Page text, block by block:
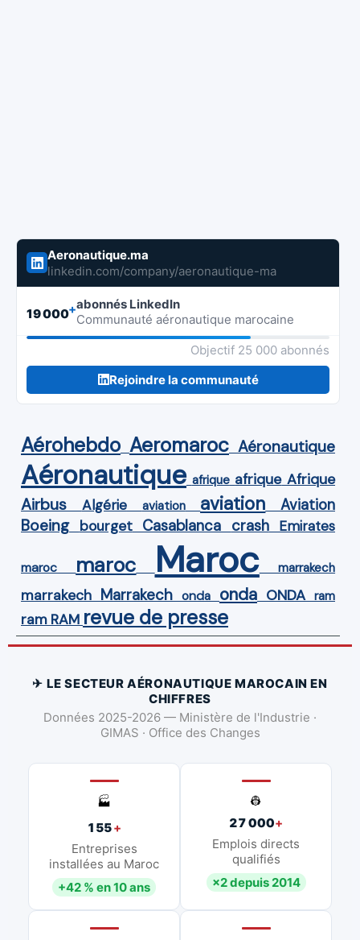
Aeronautique.ma
linkedin.com/company/aeronautique-ma
19 000+abonnés LinkedIn
Communauté aéronautique marocaine
Objectif 25 000 abonnés
Rejoindre la communauté
Aérohebdo Aeromaroc Aéronautique
Aéronautique afrique afrique Afrique
Airbus Algérie aviation aviation Aviation
Boeing bourget Casablanca crash Emirates
maroc maroc Maroc marrakech
marrakech Marrakech onda onda ONDA ram
ram RAM revue de presse
✈ LE SECTEUR AÉRONAUTIQUE MAROCAIN EN
CHIFFRES
Données 2025-2026 — Ministère de l'Industrie ·
GIMAS · Office des Changes
🏭
155+
Entreprises
installées au Maroc
+42 % en 10 ans
👷
27 000+
Emplois directs
qualifiés
×2 depuis 2014